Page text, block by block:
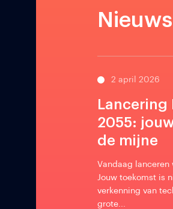
Nieuws
2 april 2026
Lancering
2055:
de mijne
Vandaag lanceren
Jouw toekomst is
verkenning van
grote...